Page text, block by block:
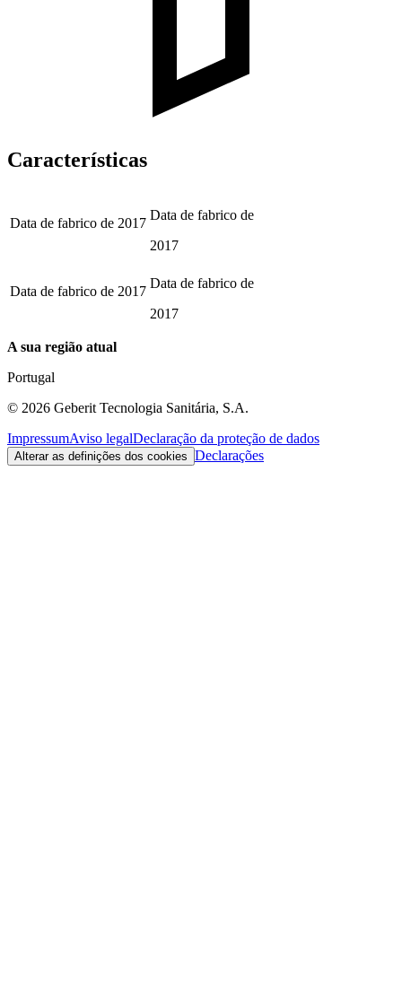
Características
Data de fabrico de 2017
Data de fabrico de
2017
Data de fabrico de 2017
Data de fabrico de
2017
A sua região atual
Portugal
© 2026 Geberit Tecnologia Sanitária, S.A.
ImpressumAviso legalDeclaração da proteção de dados
Alterar as definições dos cookies Declarações